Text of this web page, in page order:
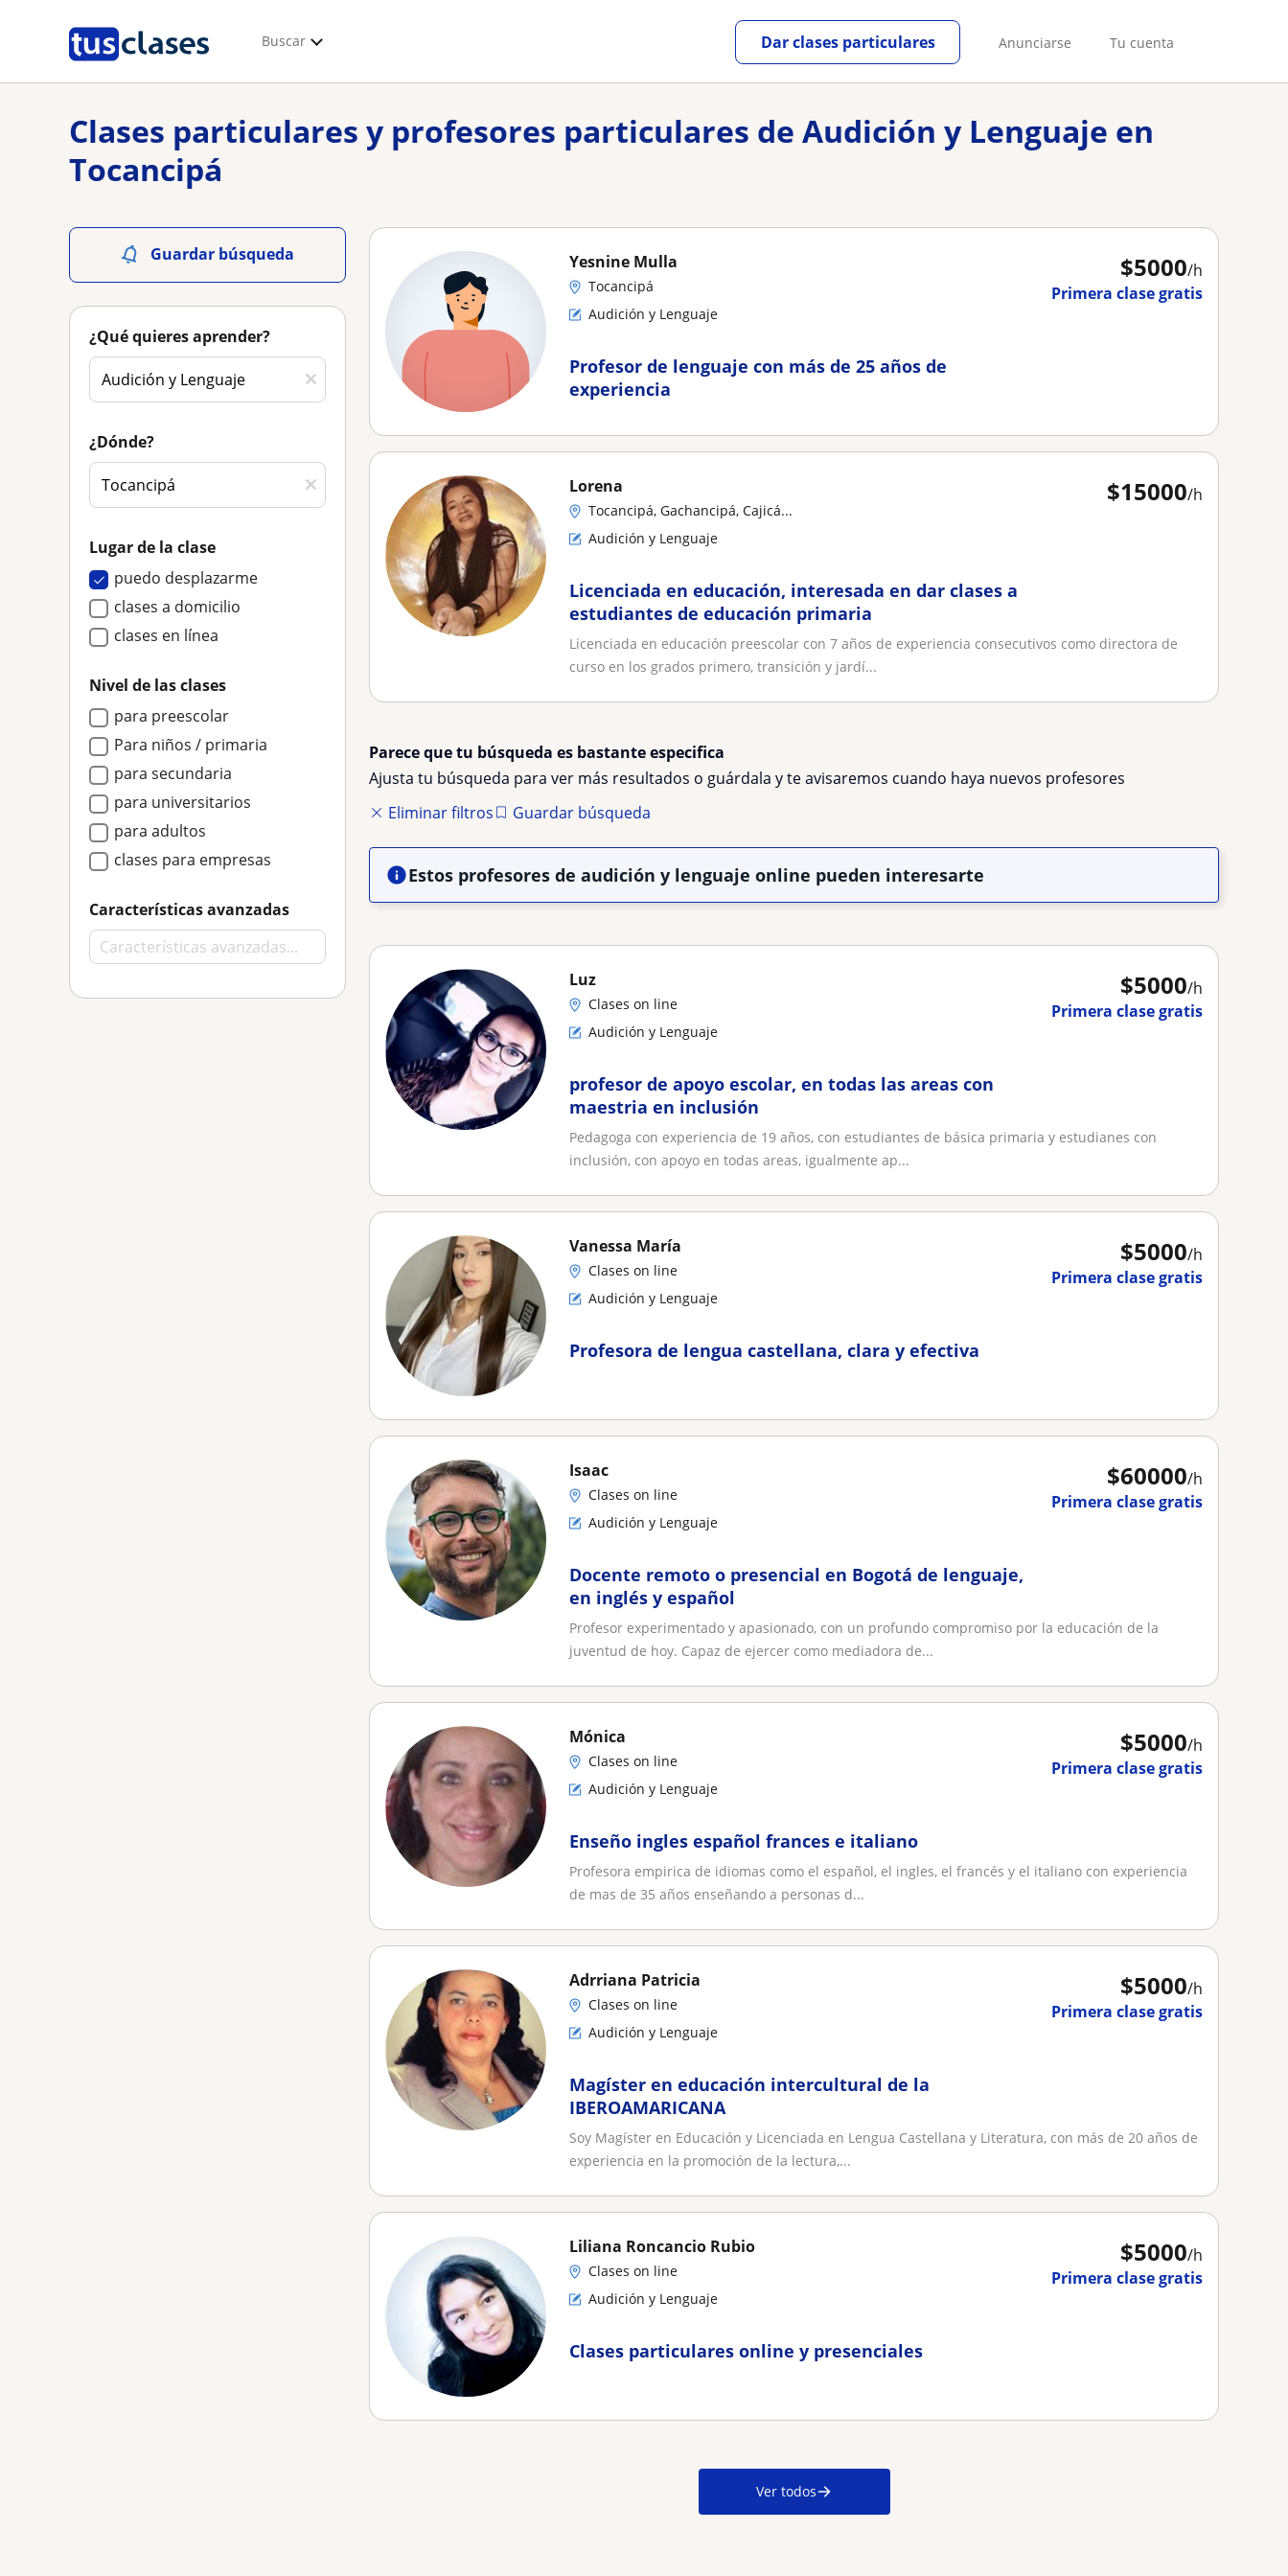
Buscar Anunciarse Tu cuenta
Dar clases particulares
Clases particulares y profesores particulares de Audición y Lenguaje en
Tocancipá
Guardar búsqueda
¿Qué quieres aprender?
¿Dónde?
Lugar de la clase
puedo desplazarme
clases a domicilio
clases en línea
Nivel de las clases
para preescolar
Para niños / primaria
para secundaria
para universitarios
para adultos
clases para empresas
Características avanzadas
$5000/h
Primera clase gratis
Yesnine Mulla
Tocancipá
Audición y Lenguaje
Profesor de lenguaje con más de 25 años de
experiencia
$15000/h
Lorena
Tocancipá, Gachancipá, Cajicá...
Audición y Lenguaje
Licenciada en educación, interesada en dar clases a
estudiantes de educación primaria
Licenciada en educación preescolar con 7 años de experiencia consecutivos como directora de
curso en los grados primero, transición y jardí...
Parece que tu búsqueda es bastante especifica
Ajusta tu búsqueda para ver más resultados o guárdala y te avisaremos cuando haya nuevos profesores
Eliminar filtros
Guardar búsqueda
Estos profesores de audición y lenguaje online pueden interesarte
$5000/h
Primera clase gratis
Luz
Clases on line
Audición y Lenguaje
profesor de apoyo escolar, en todas las areas con
maestria en inclusión
Pedagoga con experiencia de 19 años, con estudiantes de básica primaria y estudianes con
inclusión, con apoyo en todas areas, igualmente ap...
$5000/h
Primera clase gratis
Vanessa María
Clases on line
Audición y Lenguaje
Profesora de lengua castellana, clara y efectiva
$60000/h
Primera clase gratis
Isaac
Clases on line
Audición y Lenguaje
Docente remoto o presencial en Bogotá de lenguaje,
en inglés y español
Profesor experimentado y apasionado, con un profundo compromiso por la educación de la
juventud de hoy. Capaz de ejercer como mediadora de...
$5000/h
Primera clase gratis
Mónica
Clases on line
Audición y Lenguaje
Enseño ingles español frances e italiano
Profesora empirica de idiomas como el español, el ingles, el francés y el italiano con experiencia
de mas de 35 años enseñando a personas d...
$5000/h
Primera clase gratis
Adrriana Patricia
Clases on line
Audición y Lenguaje
Magíster en educación intercultural de la
IBEROAMARICANA
Soy Magíster en Educación y Licenciada en Lengua Castellana y Literatura, con más de 20 años de
experiencia en la promoción de la lectura,...
$5000/h
Primera clase gratis
Liliana Roncancio Rubio
Clases on line
Audición y Lenguaje
Clases particulares online y presenciales
Ver todos